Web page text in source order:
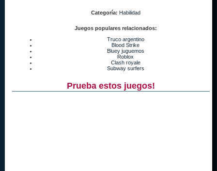
Categoría: Habilidad
Juegos populares relacionados:
Truco argentino
Blood Strike
Bluey juguemos
Roblox
Clash royale
Subway surfers
Prueba estos juegos!